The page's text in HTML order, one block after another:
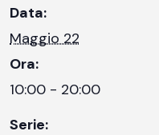
Data:
Maggio 22
Ora:
10:00 - 20:00
Serie: